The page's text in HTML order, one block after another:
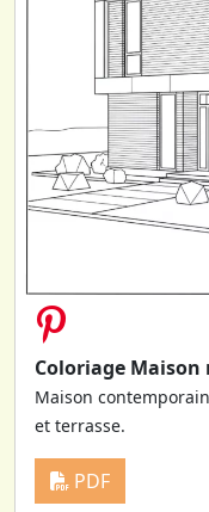
Coloriage Maison
Maison
et terrasse.
PDF